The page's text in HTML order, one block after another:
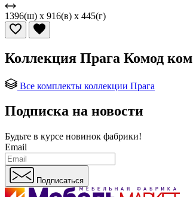
1396(ш) x 916(в) x 445(г)
Коллекция Прага Комод
Все комплекты коллекции Прага
Подписка на новости
Будьте в курсе новинок фабрики!
Email
Подписаться